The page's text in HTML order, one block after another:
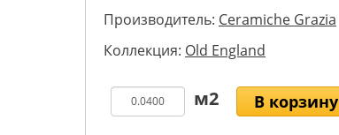
Производитель: Ceramiche Grazia
Коллекция: Old England
В корзину